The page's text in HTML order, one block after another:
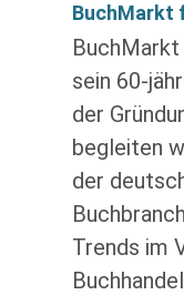
BuchMarkt
sein 60-
der
begleiten
der
Trends im